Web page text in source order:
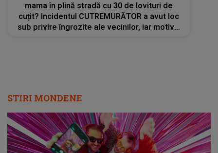
mama în plină stradă cu 30 de lovituri de
cuțit? Incidentul CUTREMURĂTOR a avut loc
sub privire îngrozite ale vecinilor, iar motivul
STIRI MONDENE